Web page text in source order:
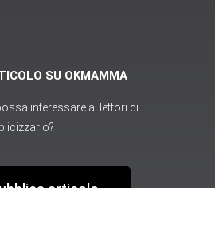
SU OKMAMMA
interessare ai lettori di
articolo